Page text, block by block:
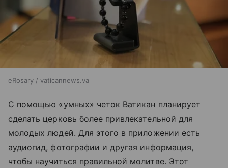
eRosary / vaticannews.va
С помощью «умных» четок Ватикан планирует
сделать церковь более привлекательной для
молодых людей. Для этого в приложении есть
аудиогид, фотографии и другая информация,
чтобы научиться правильной молитве. Этот